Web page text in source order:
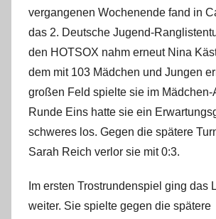
A
d
m
i
n
vergangenen Wochenende fand in
das 2. Deutsche Jugend-
den HOTSOX nahm erneut Nina
dem mit 103 Mädchen und Jungen
großen Feld spielte sie im Mädchen-
Runde Eins hatte sie ein
schweres los. Gegen die spätere
Sarah Reich verlor sie mit 0:3.
Im ersten Trostrundenspiel ging das
weiter. Sie spielte gegen die spätere